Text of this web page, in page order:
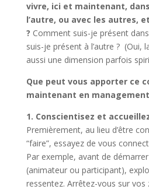
vivre, ici et maintenant,
l’autre, ou avec les autres,
? Comment suis-je présent
suis-je présent à l’autre ? (Oui,
aussi une dimension parfois
Que peut vous apporter ce
maintenant en
1. Conscientisez et
Premièrement, au lieu d’être
“faire”, essayez de vous
Par exemple, avant de
(animateur ou participant),
ressentez. Arrêtez-vous sur